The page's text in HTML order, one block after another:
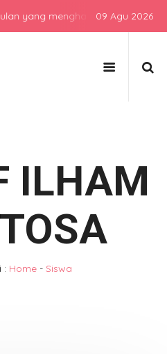
yang menghasilkan lulusan
09 Agu 2026
ILHAM
: Home - Siswa